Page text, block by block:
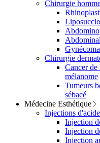
Chirurgie
Chirurgie
Cancer de
mélanome
Tumeurs
sébacé
Médecine Esthétique
Injections
Injection
Injection
Injection